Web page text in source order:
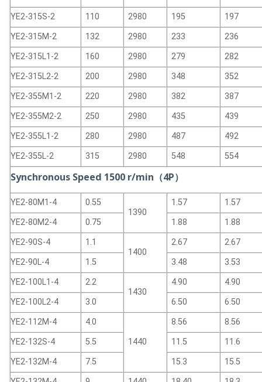
YE2-315S-2
110 2980 195
197
YE2-315M-2
132 2980 233
236
YE2-315L1-2
160 2980 279
282
YE2-315L2-2
200 2980 348
352
YE2-355M1-2
220 2980 382
387
YE2-355M2-2
250 2980 435
439
YE2-355L1-2
280 2980 487
492
YE2-355L-2
315 2980 548 554
Synchronous Speed 1500 r/min（4P）
YE2-80M1-4
0.55
1390
1.57
1.57
YE2-80M2-4
0.75 1.88
1.88
YE2-90S-4
1.1
1400
2.67
2.67
YE2-90L-4
1.5 3.48
3.53
YE2-100L1-4
2.2
1430
4.90
4.90
YE2-100L2-4
3.0 6.50
6.50
YE2-112M-4
4.0
1440
8.56
8.56
YE2-132S-4
5.5 11.5
11.6
YE2-132M-4
7.5 15.3
15.5